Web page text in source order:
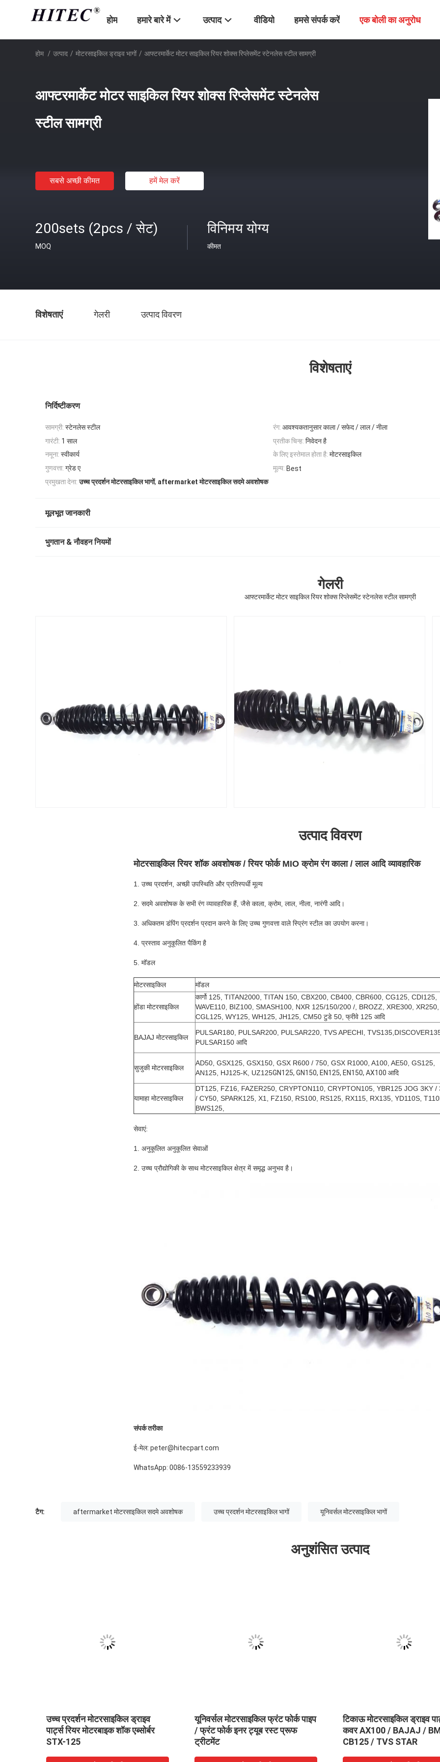
होम हमारे बारे में उत्पाद वीडियो हमसे संपर्क करें एक बोली का अनुरोध
होम / उत्पाद / मोटरसाइकिल ड्राइव भागों / आफ्टरमार्केट मोटर साइकिल रियर शोक्स रिप्लेसमेंट स्टेनलेस स्टील सामग्री
आफ्टरमार्केट मोटर साइकिल रियर शोक्स रिप्लेसमेंट स्टेनलेस
स्टील सामग्री
सबसे अच्छी कीमत हमें मेल करें
200sets (2pcs / सेट)
MOQ
विनिमय योग्य
कीमत
विशेषताएं गेलरी उत्पाद विवरण
विशेषताएं
निर्दिष्टीकरण
सामग्री: स्टेनलेस स्टील रंग: आवश्यकतानुसार काला / सफेद / लाल / नीला
गारंटी: 1 साल प्रतीक चिन्ह: निवेदन है
नमूना: स्वीकार्य के लिए इस्तेमाल होता है: मोटरसाइकिल
गुणवत्ता: ग्रेड ए मूल्य: Best
प्रमुखता देना: उच्च प्रदर्शन मोटरसाइकिल भागों, aftermarket मोटरसाइकिल सदमे अवशोषक
मूलभूत जानकारी
भुगतान & नौवहन नियमों
गेलरी
आफ्टरमार्केट मोटर साइकिल रियर शोक्स रिप्लेसमेंट स्टेनलेस स्टील सामग्री
उत्पाद विवरण
मोटरसाइकिल रियर शॉक अवशोषक / रियर फोर्क MIO क्रोम रंग काला / लाल आदि व्यावहारिक
1. उच्च प्रदर्शन, अच्छी उपस्थिति और प्रतिस्पर्धी मूल्य
2. सदमे अवशोषक के सभी रंग व्यावहारिक हैं, जैसे काला, क्रोम, लाल, नीला, नारंगी आदि।
3. अधिकतम डंपिंग प्रदर्शन प्रदान करने के लिए उच्च गुणवत्ता वाले स्प्रिंग स्टील का उपयोग करना।
4. प्रस्ताव अनुकूलित पैकिंग है
5. मॉडल
मोटरसाइकिल मॉडल
होंडा मोटरसाइकिल
कार्गो 125, TITAN2000, TITAN 150, CBX200, CB400, CBR600, CG125, CDI125,
WAVE110, BIZ100, SMASH100, NXR 125/150/200 /, BROZZ, XRE300, XR250,
CGL125, WY125, WH125, JH125, CM50 टुडे 50, फ्रीवे 125 आदि
BAJAJ मोटरसाइकिल
PULSAR180, PULSAR200, PULSAR220, TVS APECHI, ​​TVS135,
PULSAR150 आदि
सुजुकी मोटरसाइकिल
AD50, GSX125, GSX150, GSX R600 / 750, GSX R1000, A100, AE50, GS125,
AN125, HJ125-K, UZ125GN125, GN150, EN125, EN150, AX100 आदि
यामाहा मोटरसाइकिल
DT125, FZ16, FAZER250, CRYPTON110, CRYPTON105, YBR125 JOG 3KY /
/ CY50, SPARK125, X1, FZ150, RS100, RS125, RX115, RX135, YD110S,
BWS125,
सेवाएं:
1. अनुकूलित अनुकूलित सेवाओं
2. उच्च प्रौद्योगिकी के साथ मोटरसाइकिल क्षेत्र में समृद्ध अनुभव है।
संपर्क तरीका
ई-मेल: peter@hitecpart.com
WhatsApp: 0086-13559233939
टैग: aftermarket मोटरसाइकिल सदमे अवशोषक उच्च प्रदर्शन मोटरसाइकिल भागों यूनिवर्सल मोटरसाइकिल भागों
अनुशंसित उत्पाद
उच्च प्रदर्शन मोटरसाइकिल ड्राइव
पार्ट्स रियर मोटरबाइक शॉक एब्सोर्बर
STX-125
यूनिवर्सल मोटरसाइकिल फ्रंट फोर्क पाइप
/ फ्रंट फोर्क इनर ट्यूब रस्ट प्रूफ
ट्रीटमेंट
टिकाऊ मोटरसाइकिल ड्राइव
कवर AX100 / BAJAJ /
CB125 / TVS STAR